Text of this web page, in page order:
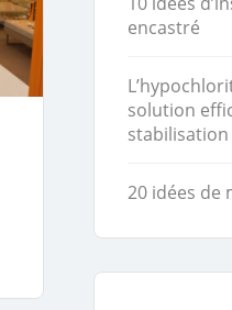
encastré
solution
stabilisation
20 idées de